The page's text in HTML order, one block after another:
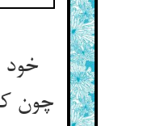
خود
چون